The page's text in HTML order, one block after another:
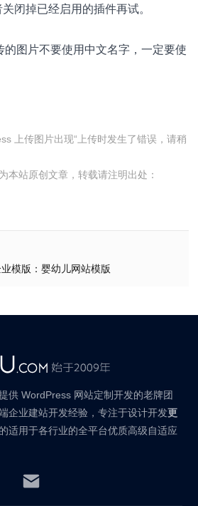
闭掉已经启用的插件再试。
的图片不要使用中文名字，一定要使
上传图片出现“上传时发生了错误，请稍
本站原创文章，转载请注明出处：
模版：婴幼儿网站模版
供 WordPress 网站定制开发的老牌团
企业建站开发经验，专注于设计开发更
的适用于各行业的全平台优质高级自适应